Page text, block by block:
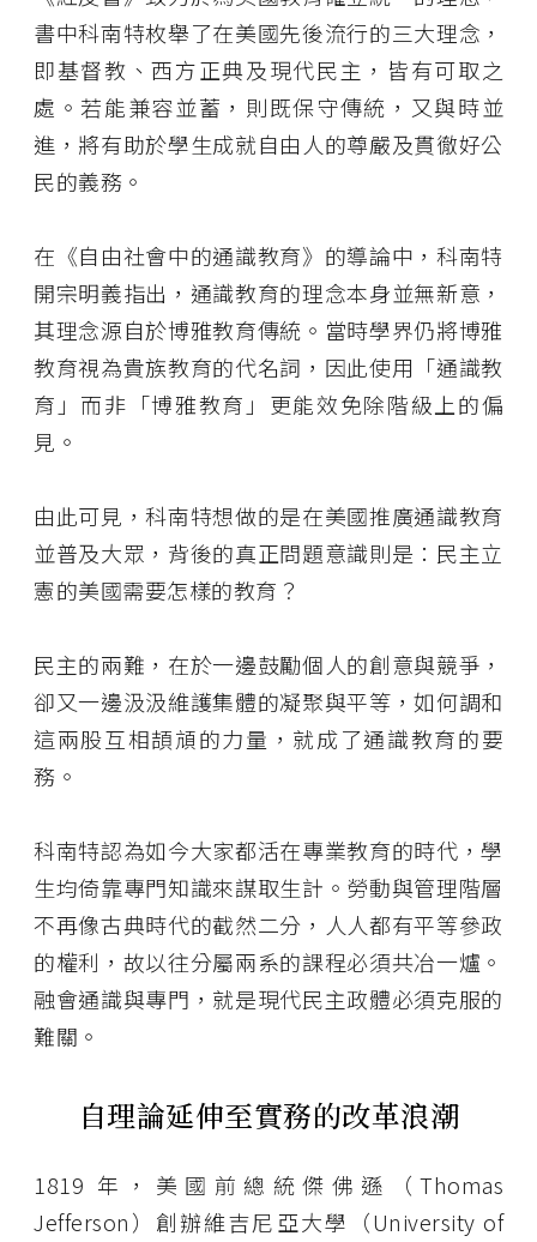
書中科南特枚舉了在美國先後流行的三大理念，
即基督教、西方正典及現代民主，皆有可取之
處。若能兼容並蓄，則既保守傳統，又與時並
進，將有助於學生成就自由人的尊嚴及貫徹好公
民的義務。
在《自由社會中的通識教育》的導論中，科南特
開宗明義指出，通識教育的理念本身並無新意，
其理念源自於博雅教育傳統。當時學界仍將博雅
教育視為貴族教育的代名詞，因此使用「通識教
育」而非「博雅教育」更能效免除階級上的偏
見。
由此可見，科南特想做的是在美國推廣通識教育
並普及大眾，背後的真正問題意識則是：民主立
憲的美國需要怎樣的教育？
民主的兩難，在於一邊鼓勵個人的創意與競爭，
卻又一邊汲汲維護集體的凝聚與平等，如何調和
這兩股互相頡頏的力量，就成了通識教育的要
務。
科南特認為如今大家都活在專業教育的時代，學
生均倚靠專門知識來謀取生計。勞動與管理階層
不再像古典時代的截然二分，人人都有平等參政
的權利，故以往分屬兩系的課程必須共冶一爐。
融會通識與專門，就是現代民主政體必須克服的
難關。
自理論延伸至實務的改革浪潮
1819 年，美國前總統傑佛遜（Thomas
Jefferson）創辦維吉尼亞大學（University of